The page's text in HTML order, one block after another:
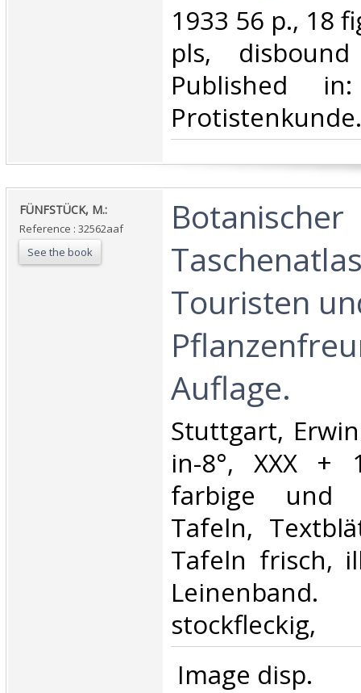
‎1933 56 p., 18
pls,
Published
Protistenkunde.‎
‎FÜNFSTÜCK, M.:‎
Reference : 32562aaf
See the book
‎Botanischer
Touristen
Auflage.‎
‎Stuttgart,
in-8°, XXX +
farbige und
Tafeln,
Tafeln frisch,
stockfleckig, ‎
‎ Image disp.‎